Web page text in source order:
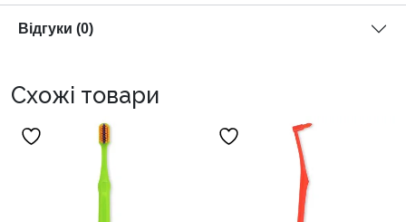
Відгуки (0)
Схожі товари